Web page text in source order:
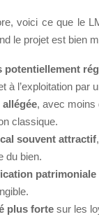
voici ce que le
le projet est bien
potentiellement
à l’exploitation par
, avec moins
classique.
souvent attractif
du bien.
patrimoniale
plus forte sur les